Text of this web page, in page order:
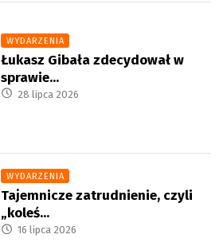
WYDARZENIA
Łukasz Gibała zdecydował w
sprawie...
28 lipca 2026
WYDARZENIA
Tajemnicze zatrudnienie, czyli
„koleś...
16 lipca 2026